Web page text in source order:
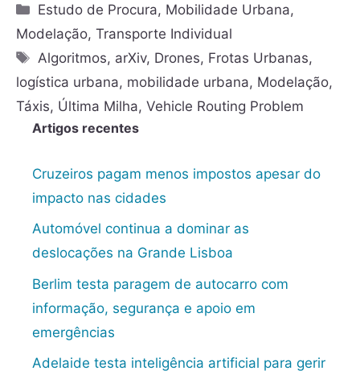
Estudo de Procura, Mobilidade Urbana,
Modelação, Transporte Individual
Algoritmos, arXiv, Drones, Frotas Urbanas,
logística urbana, mobilidade urbana, Modelação,
Táxis, Última Milha, Vehicle Routing Problem
Artigos recentes
Cruzeiros pagam menos impostos apesar do
impacto nas cidades
Automóvel continua a dominar as
deslocações na Grande Lisboa
Berlim testa paragem de autocarro com
informação, segurança e apoio em
emergências
Adelaide testa inteligência artificial para gerir